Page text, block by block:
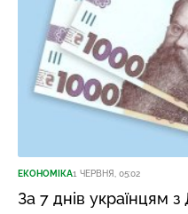
ЕКОНОМІКА1 ЧЕРВНЯ, 05:02
За 7 днів українцям